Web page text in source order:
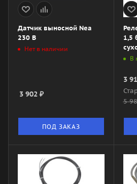
Датчик выносной Nea
230 В
Нет в наличии
3 902 ₽
ПОД ЗАКАЗ
1,5
В
3
5